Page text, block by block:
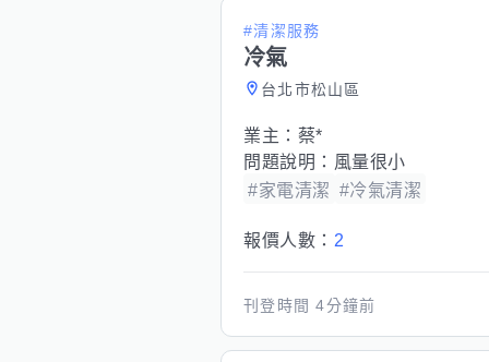
#清潔服務
冷氣
台北市松山區
業主： 蔡*
問題說明： 風量很小
#家電清潔 #冷氣清潔
報價人數： 2
刊登時間4分鐘前